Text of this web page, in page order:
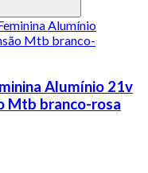
Alumínio 21v
Mtb branco-rosa